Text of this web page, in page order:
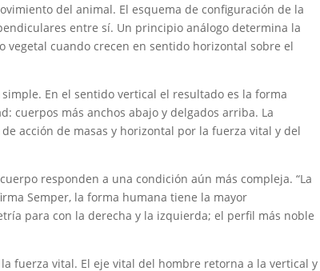
del animal. El esquema de configuración de la
entre sí. Un principio análogo determina la
cuando crecen en sentido horizontal sobre el
En el sentido vertical el resultado es la forma
cuerpos más anchos abajo y delgados arriba. La
acción de masas y horizontal por la fuerza vital y del
responden a una condición aún más compleja. “La
Semper, la forma humana tiene la mayor
para con la derecha y la izquierda; el perfil más noble
fuerza vital. El eje vital del hombre retorna a la vertical y